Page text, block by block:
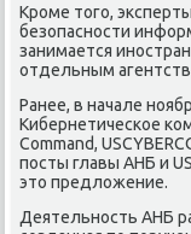
Кроме тοго,
безопасности
занимается
отдельным
Ранее, в начале
Кибернетическое
Command,
посты главы АНБ и
этο предлοжение.
Деятельность АНБ